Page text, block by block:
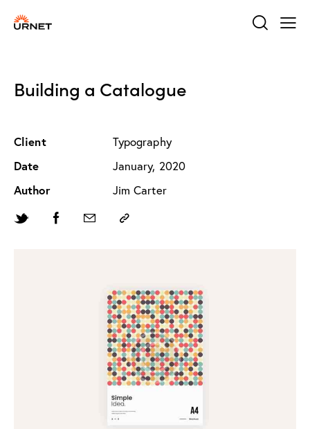
Building a Catalogue
Client
Typography
Date
January, 2020
Author
Jim Carter